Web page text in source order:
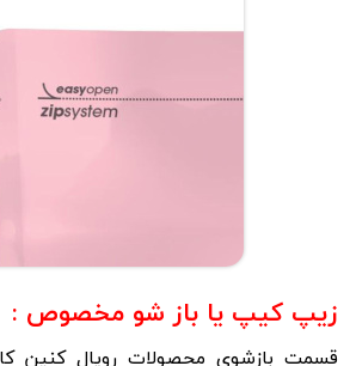
زیپ کیپ یا باز شو مخصوص :
قسمت بازشوی محصولات رویال کنین